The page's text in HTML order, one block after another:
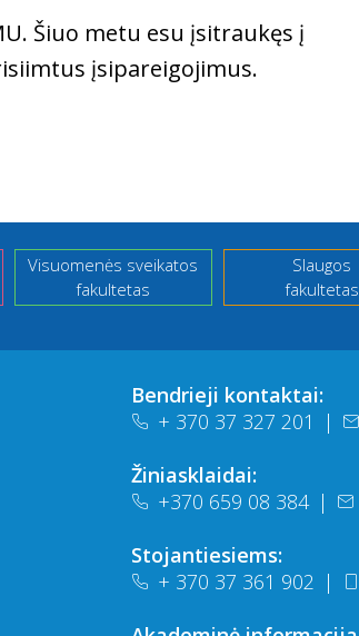
Šiuo metu esu įsitraukęs į
įsipareigojimus.
Visuomenės sveikatos
fakultetas
Slaugos
fakultetas
Bendrieji kontaktai:
+ 370 37 327 201
|
Žiniasklaidai:
+370 659 08 384 |
Stojantiesiems:
+ 370 37 361 902 |